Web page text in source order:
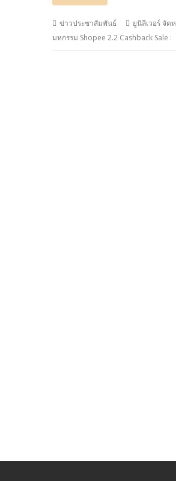
ข่าวประชาสัมพันธ์
ยูนิลีเวอร์ จัด
มหกรรม Shopee 2.2 Cashback Sale :